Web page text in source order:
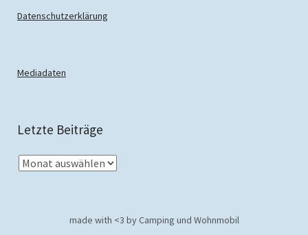
Datenschutzerklärung
Mediadaten
Letzte Beiträge
made with <3 by Camping und Wohnmobil